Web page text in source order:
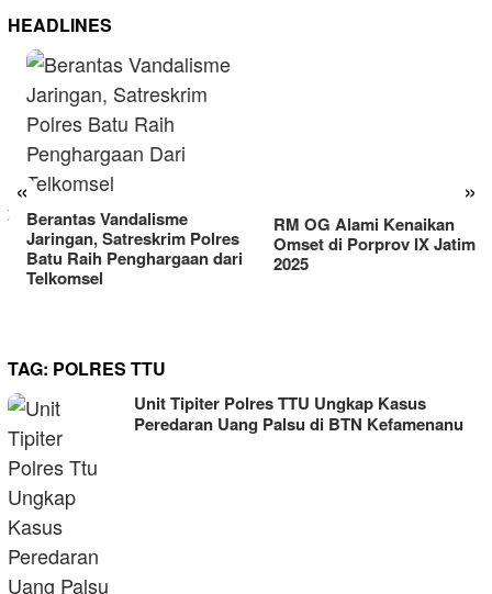
HEADLINES
« »
Berantas Vandalisme
Jaringan, Satreskrim Polres
Batu Raih Penghargaan dari
Telkomsel
TAG: POLRES TTU
Unit Tipiter Polres TTU Ungkap Kasus
Peredaran Uang Palsu di BTN Kefamenanu